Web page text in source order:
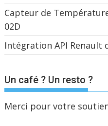
Capteur de
02D
Intégration API Renault
Un café ? Un resto ?
Merci pour votre